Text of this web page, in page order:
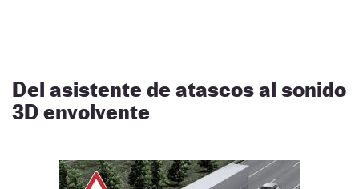
Del asistente de atascos al sonido
3D envolvente